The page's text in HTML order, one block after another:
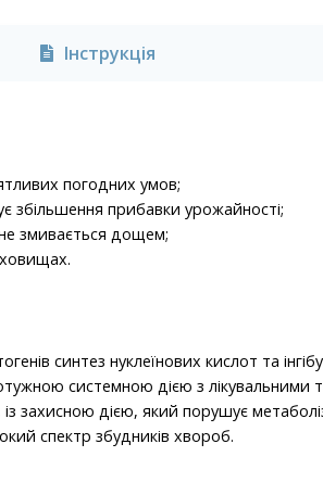
Інструкція
погодних умов;
збільшення прибавки урожайності;
змивається дощем;
синтез нуклеїнових кислот та
системною дією з лікувальними
дією, який порушує
спектр збудників хвороб.